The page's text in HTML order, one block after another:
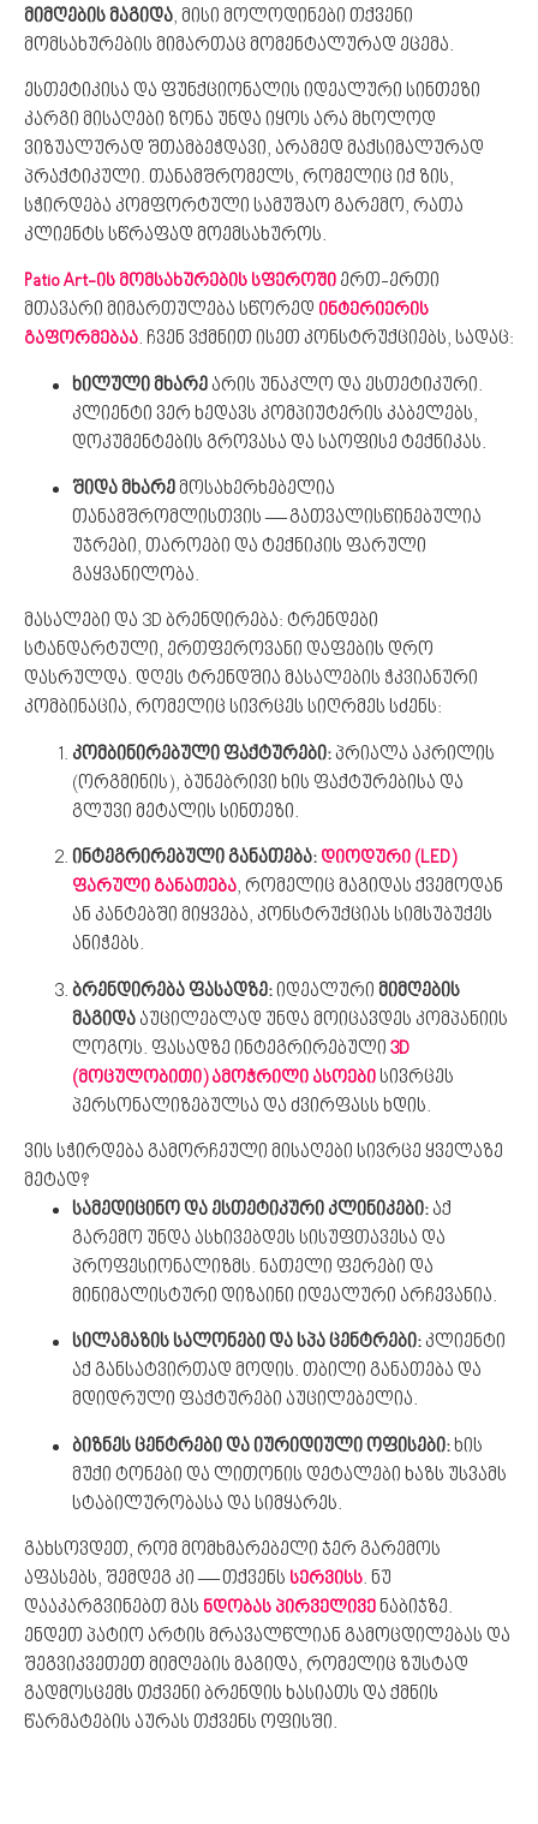
მიმღების მაგიდა, მისი მოლოდინები თქვენი
მომსახურების მიმართაც მომენტალურად ეცემა.
ესთეტიკისა და ფუნქციონალის იდეალური სინთეზი
კარგი მისაღები ზონა უნდა იყოს არა მხოლოდ
ვიზუალურად შთამბეჭდავი, არამედ მაქსიმალურად
პრაქტიკული. თანამშრომელს, რომელიც იქ ზის,
სჭირდება კომფორტული სამუშაო გარემო, რათა
კლიენტს სწრაფად მოემსახუროს.
Patio Art-ის მომსახურების სფეროში ერთ-ერთი
მთავარი მიმართულება სწორედ ინტერიერის
გაფორმებაა. ჩვენ ვქმნით ისეთ კონსტრუქციებს, სადაც:
ხილული მხარეარის უნაკლო და ესთეტიკური.
კლიენტი ვერ ხედავს კომპიუტერის კაბელებს,
დოკუმენტების გროვასა და საოფისე ტექნიკას.
შიდა მხარემოსახერხებელია
თანამშრომლისთვის — გათვალისწინებულია
უჯრები, თაროები და ტექნიკის ფარული
გაყვანილობა.
მასალები და 3D ბრენდირება: ტრენდები
სტანდარტული, ერთფეროვანი დაფების დრო
დასრულდა. დღეს ტრენდშია მასალების ჭკვიანური
კომბინაცია, რომელიც სივრცეს სიღრმეს სძენს:
კომბინირებული ფაქტურები:პრიალა აკრილის
(ორგმინის), ბუნებრივი ხის ფაქტურებისა და
გლუვი მეტალის სინთეზი.
ინტეგრირებული განათება: დიოდური (LED)
ფარული განათება, რომელიც მაგიდას ქვემოდან
ან კანტებში მიყვება, კონსტრუქციას სიმსუბუქეს
ანიჭებს.
ბრენდირება ფასადზე:იდეალური მიმღების
მაგიდააუცილებლად უნდა მოიცავდეს კომპანიის
ლოგოს. ფასადზე ინტეგრირებული 3D
(მოცულობითი) ამოჭრილი ასოებისივრცეს
პერსონალიზებულსა და ძვირფასს ხდის.
ვის სჭირდება გამორჩეული მისაღები სივრცე ყველაზე
მეტად?
სამედიცინო და ესთეტიკური კლინიკები:აქ
გარემო უნდა ასხივებდეს სისუფთავესა და
პროფესიონალიზმს. ნათელი ფერები და
მინიმალისტური დიზაინი იდეალური არჩევანია.
სილამაზის სალონები და სპა ცენტრები:კლიენტი
აქ განსატვირთად მოდის. თბილი განათება და
მდიდრული ფაქტურები აუცილებელია.
ბიზნეს ცენტრები და იურიდიული ოფისები:ხის
მუქი ტონები და ლითონის დეტალები ხაზს უსვამს
სტაბილურობასა და სიმყარეს.
გახსოვდეთ, რომ მომხმარებელი ჯერ გარემოს
აფასებს, შემდეგ კი — თქვენს სერვისს. ნუ
დააკარგვინებთ მას ნდობას პირველივენაბიჯზე.
ენდეთ პატიო არტის მრავალწლიან გამოცდილებას და
შეგვიკვეთეთ მიმღების მაგიდა, რომელიც ზუსტად
გადმოსცემს თქვენი ბრენდის ხასიათს და ქმნის
წარმატების აურას თქვენს ოფისში.